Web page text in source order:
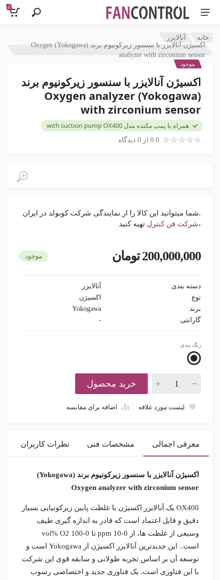
0
خانه
آنالایزر
اکسیژن آنالایزر با سنسور زیرکونیوم برند (Yokogawa) Oxygen
analyzer with zirconium sensor
اکسیژن آنالایزر با سنسور زیرکونیوم برند
(Yokogawa) Oxygen analyzer
with zirconium sensor
0.0 از 0 دیدگاه
همراه با پمپ مکنده مدل with suction pump OX400
.شما میتوانید این کالا را از نمایندگی شرکت کوبولد در ایران
،شرکت فن کنترل تهیه کنید
موجود
200,000,000 تومان موجود
دسته بندی
آنالایزر
نوع
اکسیژن
برند
Yokogawa
گارانتی
-
رنگ بندی
خرید محصول
لیست مورد علاقه اضافه برای مقایسه
معرفی اجمالی مشخصات فنی نظرات کاربران
اکسیژن آنالایزر با سنسور زیرکونیوم برند (Yokogawa)
Oxygen analyzer with zirconium sensor
OX400 یک آنالایزر اکسیژن با غلظت پایین زیرکونیایی بسیار
دقیق و قابل اعتماد است که قادر به اندازه گیری طیف
وسیعی از غلظت ها، از 0-10 ppm تا 0-100 vol% O2
است.. این جدیدترین آنالایزر اکسیژن از Yokogawa است و
توسعه آن بر اساس تجربه طولانی و سابقه قوی این شرکت
با این فناوری است. یک فناوری جدید و اختصاصی رسوب